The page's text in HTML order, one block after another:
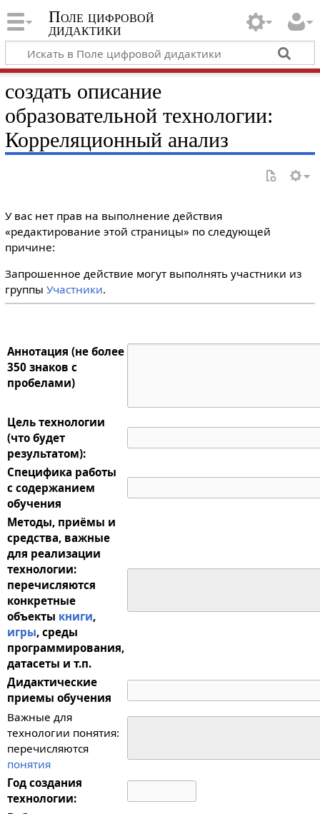
Поле цифровой
дидактики
создать описание
образовательной технологии:
Корреляционный анализ
У вас нет прав на выполнение действия
«редактирование этой страницы» по следующей
причине:
Запрошенное действие могут выполнять участники из
группы Участники.
Аннотация (не более
350 знаков с
пробелами)
Цель технологии
(что будет
результатом):
Специфика работы
с содержанием
обучения
Методы, приёмы и
средства, важные
для реализации
технологии:
перечисляются
конкретные
объекты книги,
игры, среды
программирования,
датасеты и т.п.
Дидактические
приемы обучения
Важные для
технологии понятия:
перечисляются
понятия
Год создания
технологии: